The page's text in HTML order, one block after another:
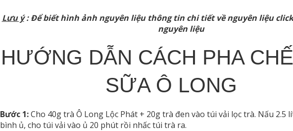
Lưu ý: Để biết hình ảnh nguyên liệu thông tin chi tiết về nguyên liệu
nguyên liệu
HƯỚNG DẪN CÁCH PHA
SỮA Ô LONG
Bước 1:Cho 40g trà Ô Long Lộc Phát + 20g trà đen vào túi vải lọc trà. Nấu 2.5
bình ủ, cho túi vải vào ủ 20 phút rồi nhấc túi trà ra.